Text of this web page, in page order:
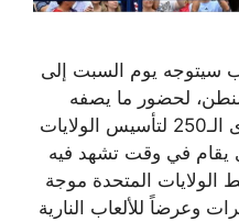
سيتوجه يوم السبت إلى
لحضور ما يصفه
بـ”تجمع ضخم” بمناسبة الذكرى الـ250 لتأسيس الولايات
يقام في وقت تشهد فيه
المتحدة موجة
وعرضاً للألعاب النارية